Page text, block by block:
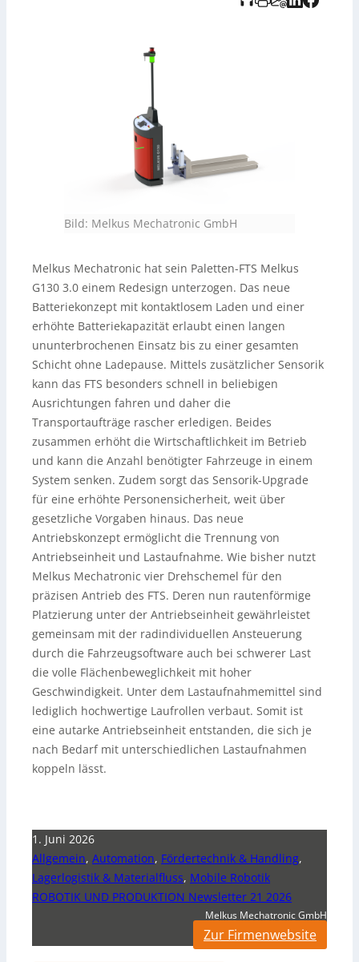
Software-Ansteuerung sichern auch unter hoher Last
volle Beweglichkeit und hohe Geschwindigkeit; die
Lastaufnahme selbst läuft auf hochwertigen Rollen und
Antriebseinheit kombinieren.
Bild: Melkus Mechatronic GmbH
Melkus Mechatronic hat sein Paletten-FTS Melkus
G130 3.0 einem Redesign unterzogen. Das neue
Batteriekonzept mit kontaktlosem Laden und einer
erhöhte Batteriekapazität erlaubt einen langen
ununterbrochenen Einsatz bis zu einer gesamten
Schicht ohne Ladepause. Mittels zusätzlicher Sensorik
kann das FTS besonders schnell in beliebigen
Ausrichtungen fahren und daher die
Transportaufträge rascher erledigen. Beides
zusammen erhöht die Wirtschaftlichkeit im Betrieb
und kann die Anzahl benötigter Fahrzeuge in einem
System senken. Zudem sorgt das Sensorik-Upgrade
für eine erhöhte Personensicherheit, weit über
gesetzliche Vorgaben hinaus. Das neue
Antriebskonzept ermöglicht die Trennung von
Antriebseinheit und Lastaufnahme. Wie bisher nutzt
Melkus Mechatronic vier Drehschemel für den
präzisen Antrieb des FTS. Deren nun rautenförmige
Platzierung unter der Antriebseinheit gewährleistet
gemeinsam mit der radindividuellen Ansteuerung
durch die Fahrzeugsoftware auch bei schwerer Last
die volle Flächenbeweglichkeit mit hoher
Geschwindigkeit. Unter dem Lastaufnahmemittel sind
lediglich hochwertige Laufrollen verbaut. Somit ist
eine autarke Antriebseinheit entstanden, die sich je
nach Bedarf mit unterschiedlichen Lastaufnahmen
koppeln lässt.
1. Juni 2026
Allgemein, Automation, Fördertechnik & Handling,
Lagerlogistik & Materialfluss, Mobile Robotik
ROBOTIK UND PRODUKTION Newsletter 21 2026
Melkus Mechatronic GmbH
Zur Firmenwebsite